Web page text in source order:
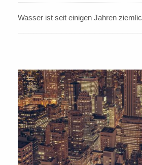
Wasser ist seit einigen Jahren